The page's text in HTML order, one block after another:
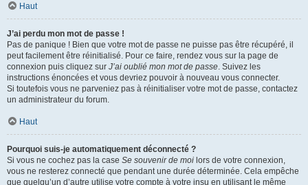
Haut
J’ai perdu mon mot de passe !
Pas de panique ! Bien que votre mot de passe ne puisse pas être récupéré, il
peut facilement être réinitialisé. Pour ce faire, rendez vous sur la page de
connexion puis cliquez sur J’ai oublié mon mot de passe. Suivez les
instructions énoncées et vous devriez pouvoir à nouveau vous connecter.
Si toutefois vous ne parveniez pas à réinitialiser votre mot de passe, contactez
un administrateur du forum.
Haut
Pourquoi suis-je automatiquement déconnecté ?
Si vous ne cochez pas la case Se souvenir de moi lors de votre connexion,
vous ne resterez connecté que pendant une durée déterminée. Cela empêche
que quelqu’un d’autre utilise votre compte à votre insu en utilisant le même